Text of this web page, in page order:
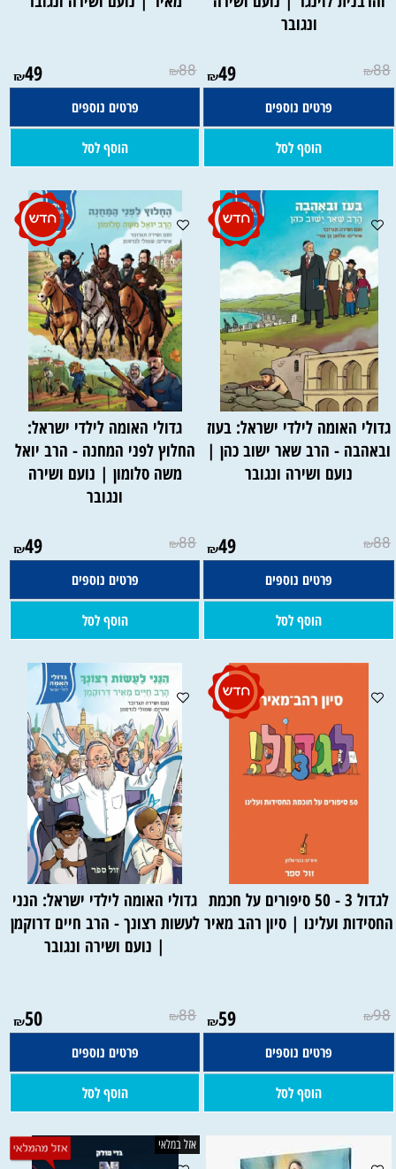
ונגובר
₪88
₪49
פרטים נוספים
הוסף לסל
₪88
₪49
פרטים נוספים
הוסף לסל
גדולי האומה לילדי ישראל: בעוז
ובאהבה - הרב שאר ישוב כהן |
נועם ושירה ונגובר
₪88
₪49
פרטים נוספים
הוסף לסל
גדולי האומה לילדי ישראל:
החלוץ לפני המחנה - הרב יואל
משה סלומון | נועם ושירה
ונגובר
₪88
₪49
פרטים נוספים
הוסף לסל
לגדול 3 - 50 סיפורים על חכמת
ועלינו | סיון רהב מאיר
₪98
₪59
פרטים נוספים
הוסף לסל
גדולי האומה לילדי ישראל: הנני
לעשות רצונך - הרב חיים דרוקמן
| נועם ושירה ונגובר
₪88
₪50
פרטים נוספים
הוסף לסל
אזל במלאי